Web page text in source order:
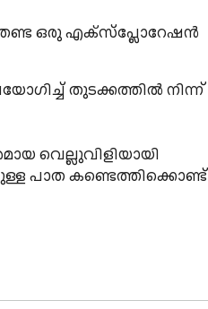
ഒരു എക്സ്പ്ലോറേഷൻ
തുടക്കത്തിൽ നിന്ന്
വെല്ലുവിളിയായി
പാത കണ്ടെത്തിക്കൊണ്ട്